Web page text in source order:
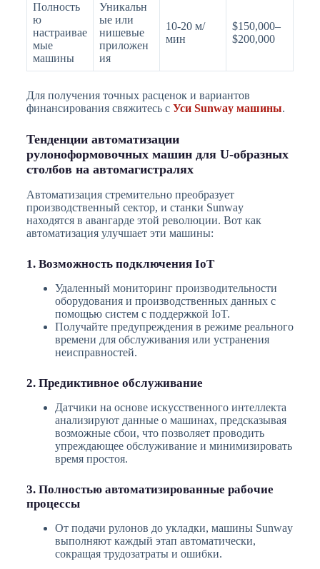
Полность
ю
настраивае
мые
машины
Уникальн
ые или
нишевые
приложен
ия
10-20 м/
мин
$150,000–
$200,000
Для получения точных расценок и вариантов
финансирования свяжитесь с Уси Sunway машины.
Тенденции автоматизации
рулоноформовочных машин для U-образных
столбов на автомагистралях
Автоматизация стремительно преобразует
производственный сектор, и станки Sunway
находятся в авангарде этой революции. Вот как
автоматизация улучшает эти машины:
1. Возможность подключения IoT
Удаленный мониторинг производительности
оборудования и производственных данных с
помощью систем с поддержкой IoT.
Получайте предупреждения в режиме реального
времени для обслуживания или устранения
неисправностей.
2. Предиктивное обслуживание
Датчики на основе искусственного интеллекта
анализируют данные о машинах, предсказывая
возможные сбои, что позволяет проводить
упреждающее обслуживание и минимизировать
время простоя.
3. Полностью автоматизированные рабочие
процессы
От подачи рулонов до укладки, машины Sunway
выполняют каждый этап автоматически,
сокращая трудозатраты и ошибки.